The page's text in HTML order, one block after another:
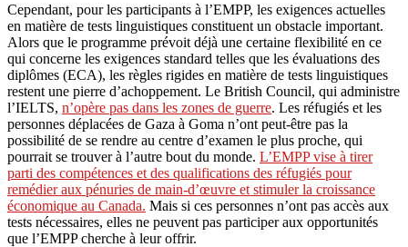
Cependant, pour les participants à l’EMPP, les exigences actuelles
en matière de tests linguistiques constituent un obstacle important.
Alors que le programme prévoit déjà une certaine flexibilité en ce
qui concerne les exigences standard telles que les évaluations des
diplômes (ECA), les règles rigides en matière de tests linguistiques
restent une pierre d’achoppement. Le British Council, qui administre
l’IELTS, n’opère pas dans les zones de guerre. Les réfugiés et les
personnes déplacées de Gaza à Goma n’ont peut-être pas la
possibilité de se rendre au centre d’examen le plus proche, qui
pourrait se trouver à l’autre bout du monde. L’EMPP vise à tirer
parti des compétences et des qualifications des réfugiés pour
remédier aux pénuries de main-d’œuvre et stimuler la croissance
économique au Canada. Mais si ces personnes n’ont pas accès aux
tests nécessaires, elles ne peuvent pas participer aux opportunités
que l’EMPP cherche à leur offrir.